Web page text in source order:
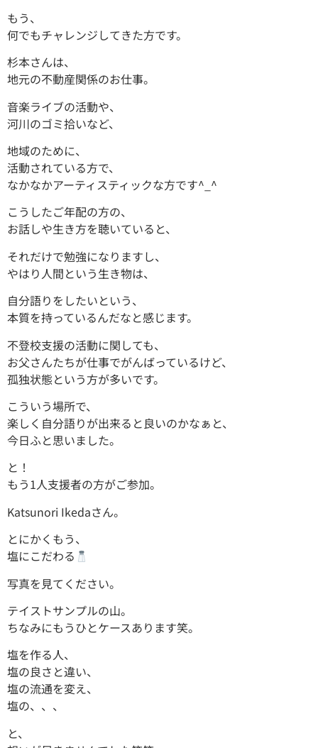
もう、
何でもチャレンジしてきた方です。
杉本さんは、
地元の不動産関係のお仕事。
音楽ライブの活動や、
河川のゴミ拾いなど、
地域のために、
活動されている方で、
なかなかアーティスティックな方です^_^
こうしたご年配の方の、
お話しや生き方を聴いていると、
それだけで勉強になりますし、
やはり人間という生き物は、
自分語りをしたいという、
本質を持っているんだなと感じます。
不登校支援の活動に関しても、
お父さんたちが仕事でがんばっているけど、
孤独状態という方が多いです。
こういう場所で、
楽しく自分語りが出来ると良いのかなぁと、
今日ふと思いました。
と！
もう1人支援者の方がご参加。
Katsunori Ikedaさん。
とにかくもう、
塩にこだわる
写真を見てください。
テイストサンプルの山。
ちなみにもうひとケースあります笑。
塩を作る人、
塩の良さと違い、
塩の流通を変え、
塩の、、、
と、